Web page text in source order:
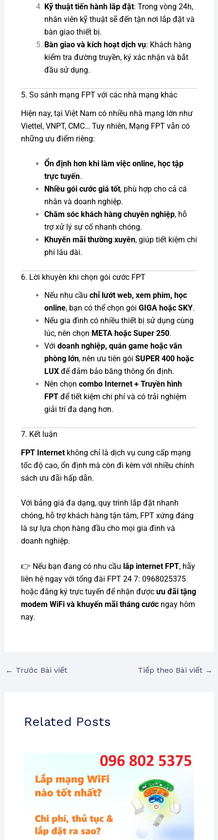
Kỹ thuật tiến hành lắp đặt: Trong vòng 24h,
nhân viên kỹ thuật sẽ đến tận nơi lắp đặt và
bàn giao thiết bị.
Bàn giao và kích hoạt dịch vụ: Khách hàng
kiểm tra đường truyền, ký xác nhận và bắt
đầu sử dụng.
5. So sánh mạng FPT với các nhà mạng khác
Hiện nay, tại Việt Nam có nhiều nhà mạng lớn như
Viettel, VNPT, CMC… Tuy nhiên, Mạng FPT vẫn có
những ưu điểm riêng:
Ổn định hơn khi làm việc online, học tập
trực tuyến.
Nhiều gói cước giá tốt, phù hợp cho cả cá
nhân và doanh nghiệp.
Chăm sóc khách hàng chuyên nghiệp, hỗ
trợ xử lý sự cố nhanh chóng.
Khuyến mãi thường xuyên, giúp tiết kiệm chi
phí lâu dài.
6. Lời khuyên khi chọn gói cước FPT
Nếu nhu cầu chỉ lướt web, xem phim, học
online, bạn có thể chọn gói GIGA hoặc SKY.
Nếu gia đình có nhiều thiết bị sử dụng cùng
lúc, nên chọn META hoặc Super 250.
Với doanh nghiệp, quán game hoặc văn
phòng lớn, nên ưu tiên gói SUPER 400 hoặc
LUXđể đảm bảo băng thông ổn định.
Nên chọn combo Internet + Truyền hình
FPTđể tiết kiệm chi phí và có trải nghiệm
giải trí đa dạng hơn.
7. Kết luận
FPT Internetkhông chỉ là dịch vụ cung cấp mạng
tốc độ cao, ổn định mà còn đi kèm với nhiều chính
sách ưu đãi hấp dẫn.
Với bảng giá đa dạng, quy trình lắp đặt nhanh
chóng, hỗ trợ khách hàng tận tâm, FPT xứng đáng
là sự lựa chọn hàng đầu cho mọi gia đình và
doanh nghiệp.
👉 Nếu bạn đang có nhu cầu lắp internet FPT, hãy
liên hệ ngay với tổng đài FPT 24 7: 0968025375
hoặc đăng ký trực tuyến để nhận được ưu đãi tặng
modem WiFi và khuyến mãi tháng cước ngay hôm
nay.
← Trước Bài viết Tiếp theo Bài viết →
Related Posts